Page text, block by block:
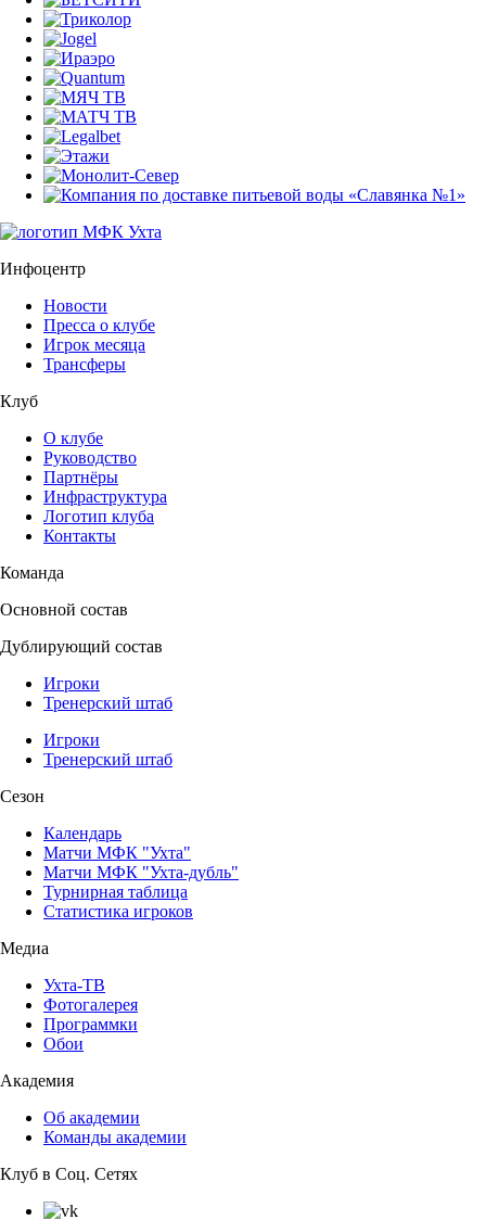
Инфоцентр
Новости
Пресса о клубе
Игрок месяца
Трансферы
Клуб
О клубе
Руководство
Партнёры
Инфраструктура
Логотип клуба
Контакты
Команда
Основной состав
Дублирующий состав
Игроки
Тренерский штаб
Игроки
Тренерский штаб
Сезон
Календарь
Матчи МФК "Ухта"
Матчи МФК "Ухта-дубль"
Турнирная таблица
Статистика игроков
Медиа
Ухта-ТВ
Фотогалерея
Программки
Обои
Академия
Об академии
Команды академии
Клуб в Соц. Сетях